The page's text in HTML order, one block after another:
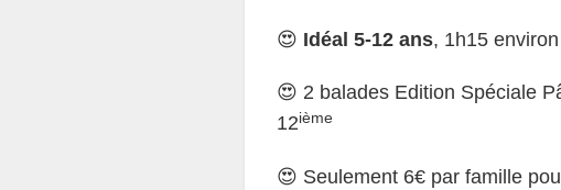
😍 Idéal 5-12 ans, 1h15
😍 2 balades Edition Spéciale
12ième
😍 Seulement 6€ par famille